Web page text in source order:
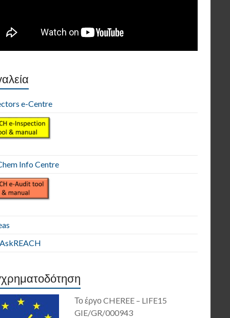
e-Centre
Info Centre
Το έργο CHEREE – LIFE15
GIE/GR/000943